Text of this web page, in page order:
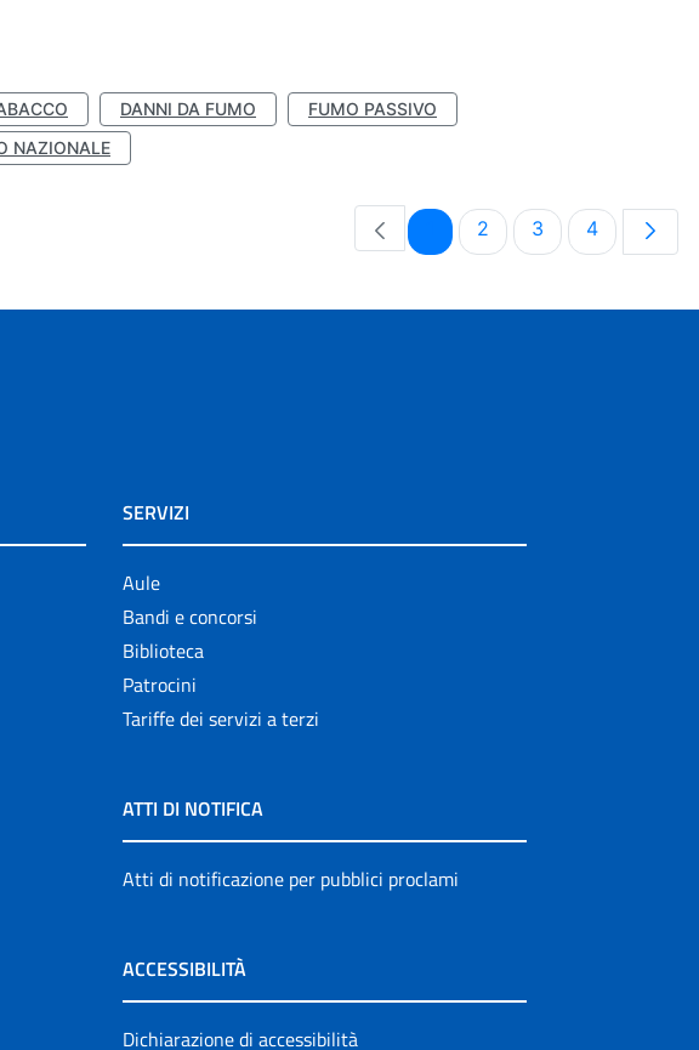
DANNI DA FUMO
FUMO PASSIVO
NAZIONALE
PaginaPagina
2 Pagina
3 Pagina
4
SERVIZI
Aule
Bandi e concorsi
Biblioteca
Patrocini
Tariffe dei servizi a terzi
ATTI DI NOTIFICA
Atti di notificazione per pubblici proclami
ACCESSIBILITÀ
Dichiarazione di accessibilità